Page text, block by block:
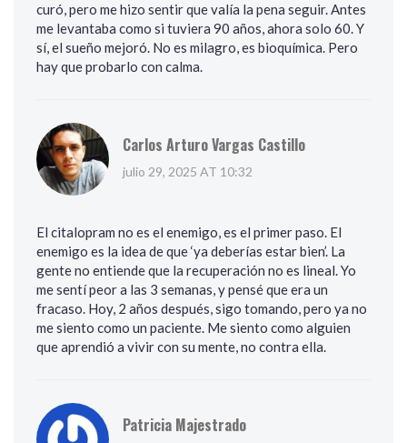
curó, pero me hizo sentir que valía la pena seguir. Antes
me levantaba como si tuviera 90 años, ahora solo 60. Y
sí, el sueño mejoró. No es milagro, es bioquímica. Pero
hay que probarlo con calma.
Carlos Arturo Vargas Castillo
julio 29, 2025 AT 10:32
El citalopram no es el enemigo, es el primer paso. El
enemigo es la idea de que ‘ya deberías estar bien’. La
gente no entiende que la recuperación no es lineal. Yo
me sentí peor a las 3 semanas, y pensé que era un
fracaso. Hoy, 2 años después, sigo tomando, pero ya no
me siento como un paciente. Me siento como alguien
que aprendió a vivir con su mente, no contra ella.
Patricia Majestrado